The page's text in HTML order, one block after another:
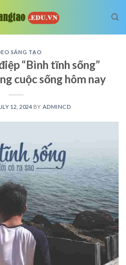
SÁNG TẠO
“Bình tĩnh sống”
cuộc sống hôm nay
12, 2024 BY ADMINCD